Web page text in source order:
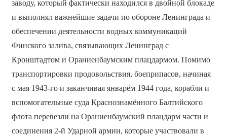
заводу, который фактически находился в двойной блокаде
и выполнял важнейшие задачи по обороне Ленинграда и
обеспечении деятельности водных коммуникаций
Финского залива, связывающих Ленинград с
Кронштадтом и Ораниенбаумским плацдармом. Помимо
транспортировки продовольствия, боеприпасов, начиная
с мая 1943-го и заканчивая январём 1944 года, корабли и
вспомогательные суда Краснознамённого Балтийского
флота перевезли на Ораниенбаумский плацдарм части и
соединения 2-й Ударной армии, которые участвовали в